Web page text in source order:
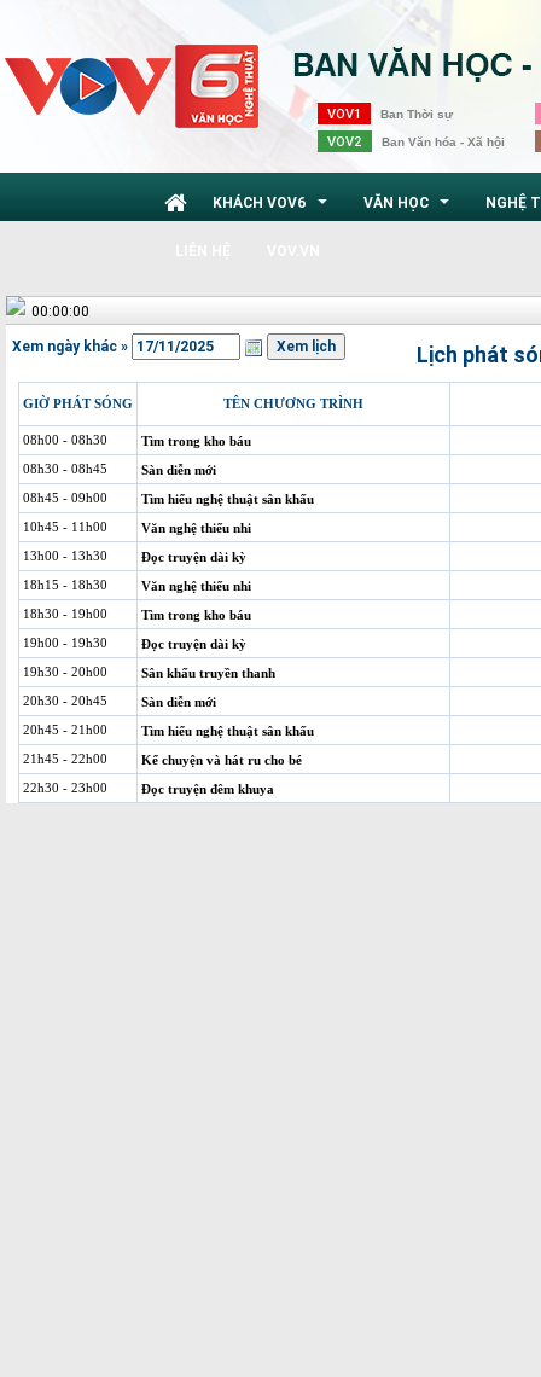
VOV1 Ban Thời sự
VOV2 Ban Văn hóa - Xã hội
KHÁCH VOV6 VĂN HỌC NGHỆ
00:00:00
Xem ngày khác » Lịch phát
GIỜ PHÁT SÓNG TÊN CHƯƠNG TRÌNH
08h00 - 08h30
Tìm trong kho báu
08h30 - 08h45
Sàn diễn mới
08h45 - 09h00
Tìm hiểu nghệ thuật sân khấu
10h45 - 11h00
Văn nghệ thiếu nhi
13h00 - 13h30
Đọc truyện dài kỳ
18h15 - 18h30
Văn nghệ thiếu nhi
18h30 - 19h00
Tìm trong kho báu
19h00 - 19h30
Đọc truyện dài kỳ
19h30 - 20h00
Sân khấu truyền thanh
20h30 - 20h45
Sàn diễn mới
20h45 - 21h00
Tìm hiểu nghệ thuật sân khấu
21h45 - 22h00
Kể chuyện và hát ru cho bé
22h30 - 23h00
Đọc truyện đêm khuya